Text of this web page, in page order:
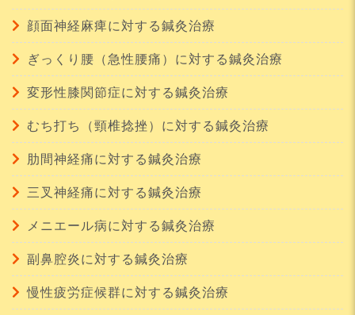
顔面神経麻痺に対する鍼灸治療
ぎっくり腰（急性腰痛）に対する鍼灸治療
変形性膝関節症に対する鍼灸治療
むち打ち（頸椎捻挫）に対する鍼灸治療
肋間神経痛に対する鍼灸治療
三叉神経痛に対する鍼灸治療
メニエール病に対する鍼灸治療
副鼻腔炎に対する鍼灸治療
慢性疲労症候群に対する鍼灸治療